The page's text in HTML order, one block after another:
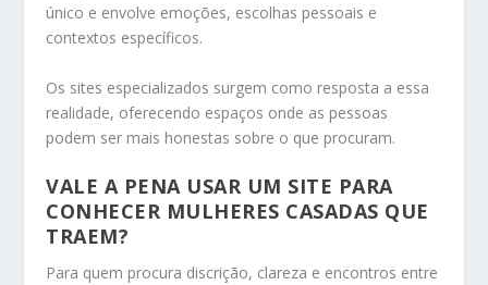
único e envolve emoções, escolhas pessoais e
contextos específicos.
Os sites especializados surgem como resposta a essa
realidade, oferecendo espaços onde as pessoas
podem ser mais honestas sobre o que procuram.
VALE A PENA USAR UM SITE PARA
CONHECER MULHERES CASADAS QUE
TRAEM?
Para quem procura discrição, clareza e encontros entre